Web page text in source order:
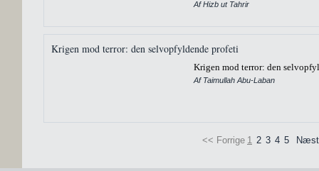
Af Hizb ut Tahrir
Krigen mod terror: den selvopfyldende profeti
Krigen mod terror: den
Af Taimullah Abu-Laban
<< Forrige 1 2 3 4 5